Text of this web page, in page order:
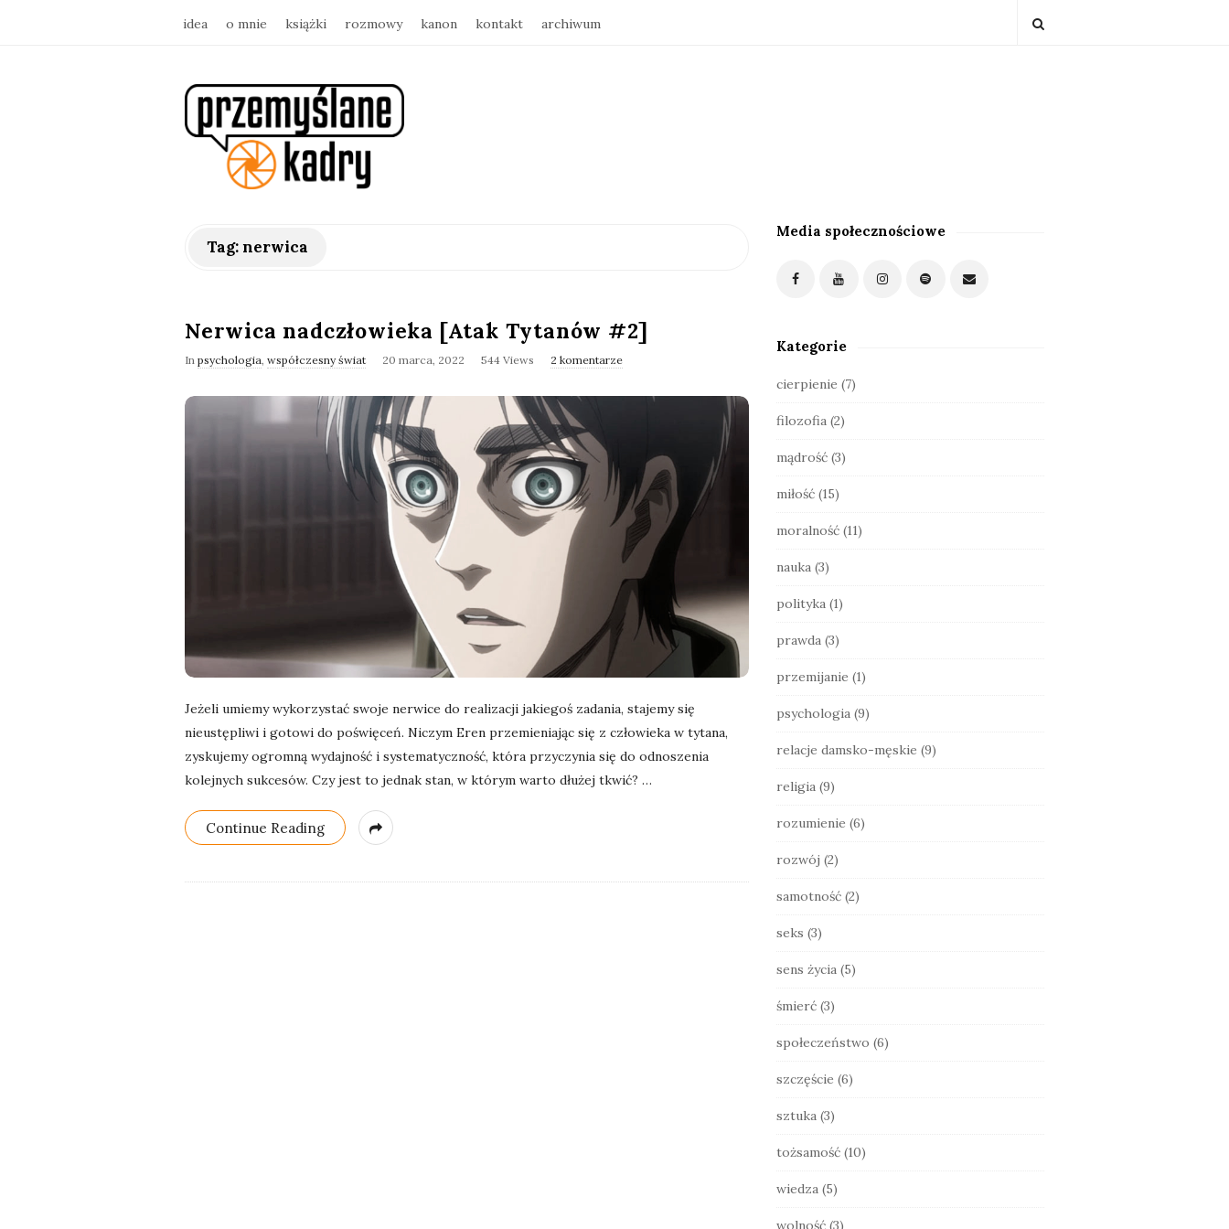
idea o mnie książki rozmowy kanon kontakt archiwum
p
y
ś
l
a
a
d
r
y
Tag:nerwica
Nerwica nadczłowieka [Atak Tytanów #2]
In psychologia współczesny świat 20 marca, 2022 544 Views 2 komentarze
Jeżeli umiemy wykorzystać swoje nerwice do realizacji jakiegoś zadania, stajemy się
nieustępliwi i gotowi do poświęceń. Niczym Eren przemieniając się z człowieka w tytana,
zyskujemy ogromną wydajność i systematyczność, która przyczynia się do odnoszenia
kolejnych sukcesów. Czy jest to jednak stan, w którym warto dłużej tkwić? …
Continue Reading
S
d
a
Media społecznościowe
Kategorie
cierpienie (7)
filozofia(2)
mądrość(3)
miłość(15)
moralność(11)
nauka(3)
polityka(1)
prawda(3)
przemijanie (1)
psychologia(9)
relacje damsko-męskie (9)
religia(9)
rozumienie (6)
rozwój (2)
samotność(2)
seks (3)
sens życia(5)
śmierć(3)
społeczeństwo (6)
szczęście (6)
sztuka(3)
tożsamość(10)
wiedza(5)
wolność(3)